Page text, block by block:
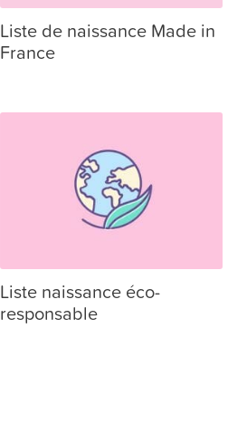
Liste de naissance Made in
France
Liste naissance éco-
responsable